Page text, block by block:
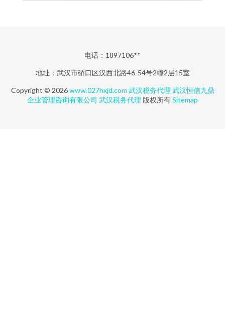
电话：1897106**
地址：武汉市硚口区汉西北路46-54号2幢2层15室
Copyright © 2026www.027hxjd.com 武汉税务代理 武汉恒信九鼎
企业管理咨询有限公司 武汉税务代理 版权所有Sitemap